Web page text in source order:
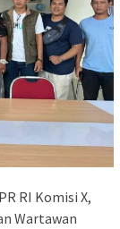
RI Komisi X,
Wartawan